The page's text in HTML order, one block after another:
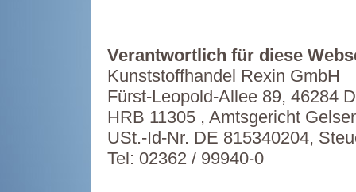
Verantwortlich für diese
Kunststoffhandel Rexin GmbH
Fürst-Leopold-Allee 89, 46284
HRB 11305 , Amtsgericht
USt.-Id-Nr. DE 815340204,
Tel: 02362 / 99940-0